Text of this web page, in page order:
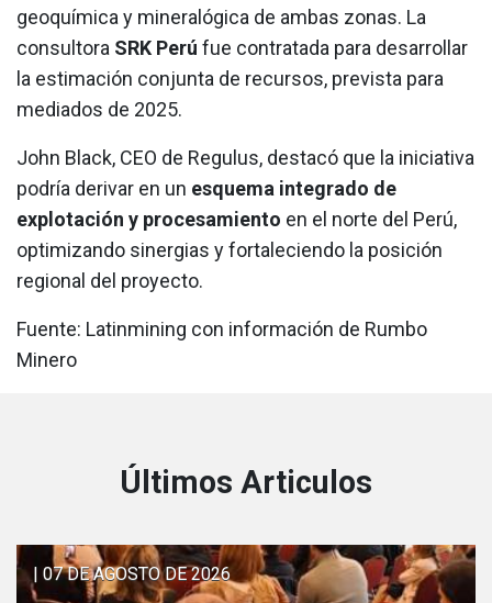
geoquímica y mineralógica de ambas zonas. La
consultora SRK Perú fue contratada para desarrollar
la estimación conjunta de recursos, prevista para
mediados de 2025.
John Black, CEO de Regulus, destacó que la iniciativa
podría derivar en un esquema integrado de
explotación y procesamiento en el norte del Perú,
optimizando sinergias y fortaleciendo la posición
regional del proyecto.
Fuente: Latinmining con información de Rumbo
Minero
Últimos Articulos
| 07 DE AGOSTO DE 2026